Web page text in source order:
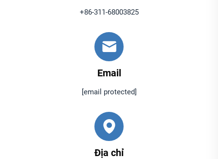
+86-311-68003825
Email
[email protected]
Địa chỉ